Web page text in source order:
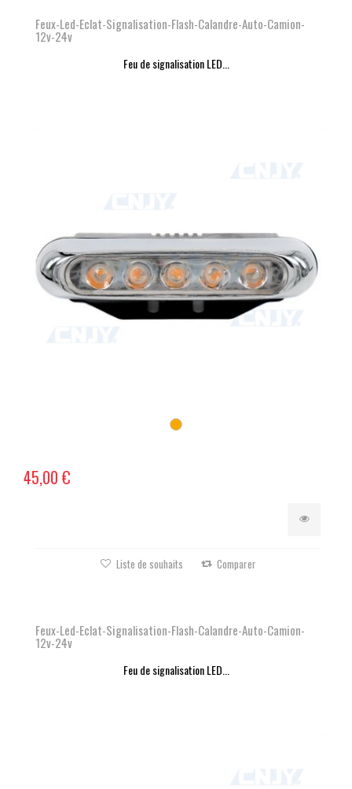
Feux-Led-Eclat-Signalisation-Flash-Calandre-Auto-Camion-
12v-24v
Feu de signalisation LED...
45,00 €
Liste de souhaits Comparer
Feux-Led-Eclat-Signalisation-Flash-Calandre-Auto-Camion-
12v-24v
Feu de signalisation LED...